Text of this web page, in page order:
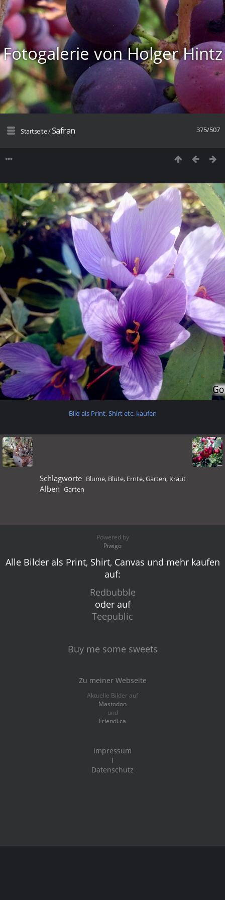
Fotogalerie von Holger Hintz
375/507
Startseite/Safran
Bild als Print, Shirt etc. kaufen
Schlagworte Blume, Blüte, Ernte,Garten, Kraut
Alben Garten
Powered by
Piwigo
Alle Bilder als Print, Shirt, Canvas und mehr kaufen
auf:
Redbubble
oder auf
Teepublic
Buy me some sweets
Zu meiner Webseite
Aktuelle Bilder auf
Mastodon
und
Friendi.ca
Impressum
I
Datenschutz